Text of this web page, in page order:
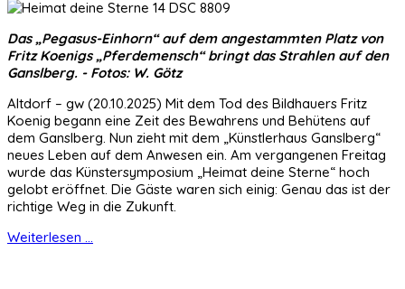
Das „Pegasus-Einhorn“ auf dem angestammten Platz von
Fritz Koenigs „Pferdemensch“ bringt das Strahlen auf den
Ganslberg. - Fotos: W. Götz
Altdorf – gw (20.10.2025) Mit dem Tod des Bildhauers Fritz
Koenig begann eine Zeit des Bewahrens und Behütens auf
dem Ganslberg. Nun zieht mit dem „Künstlerhaus Ganslberg“
neues Leben auf dem Anwesen ein. Am vergangenen Freitag
wurde das Künstersymposium „Heimat deine Sterne“ hoch
gelobt eröffnet. Die Gäste waren sich einig: Genau das ist der
richtige Weg in die Zukunft.
Weiterlesen ...